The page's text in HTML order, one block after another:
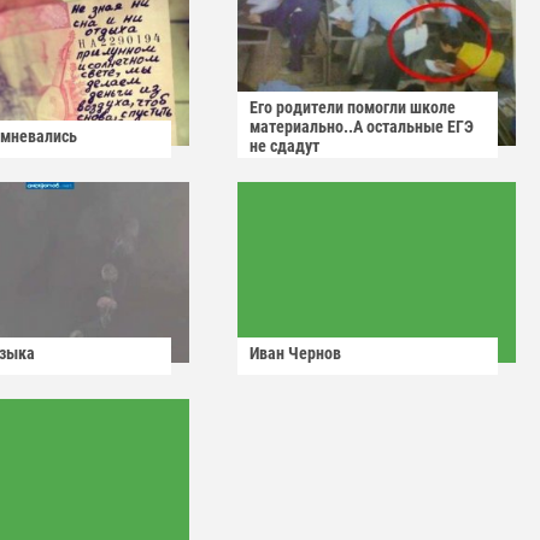
Его родители помогли школе
материально..А остальные ЕГЭ
не сдадут
Иван Чернов